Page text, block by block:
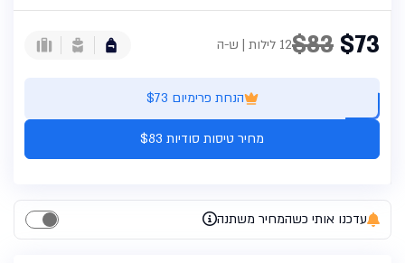
$73
$8312 לילות | ש-ה
הנחת פרימיום $73
מחיר טיסות סודיות $83
עדכנו אותי כשהמחיר משתנה